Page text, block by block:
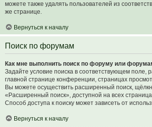
можете также удалять пользователей из
же странице.
Вернуться к началу
Поиск по форумам
Как мне выполнить поиск по форуму или
Задайте условие поиска в соответствующем поле,
главной странице конференции, страницах
Вы можете осуществить расширенный поиск,
«Расширенный поиск», доступной на всех
Способ доступа к поиску может зависеть от
Вернуться к началу